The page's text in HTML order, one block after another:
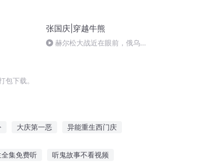
张国庆|穿越牛熊
赫尔松大战近在眼前，俄乌冲
下载。
大庆第一恶 异能重生西门庆
集免费听 听鬼故事不看视频